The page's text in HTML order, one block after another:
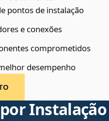
pontos de instalação
e conexões
comprometidos
desempenho
Instalação